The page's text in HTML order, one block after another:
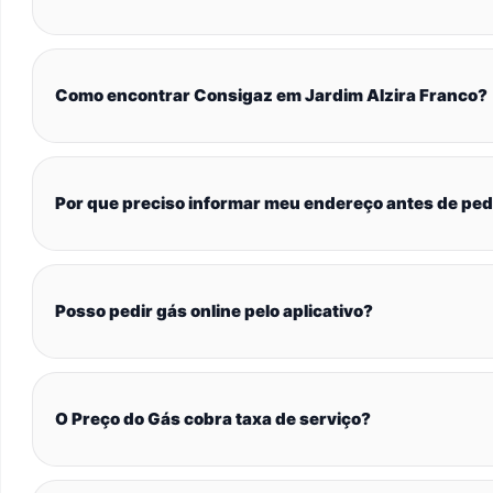
Como encontrar Consigaz em Jardim Alzira Franco?
Por que preciso informar meu endereço antes de
Posso pedir gás online pelo aplicativo?
O Preço do Gás cobra taxa de serviço?